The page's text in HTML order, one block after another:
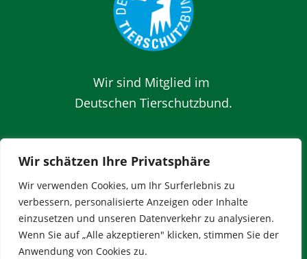
Wir schätzen Ihre Privatsphäre
Wir verwenden Cookies, um Ihr Surferlebnis zu
verbessern, personalisierte Anzeigen oder Inhalte
einzusetzen und unseren Datenverkehr zu analysieren.
Wenn Sie auf „Alle akzeptieren" klicken, stimmen Sie der
Anwendung von Cookies zu.
Wir sind Mitglied im
Deutschen Tierschutzbund.
Tierschutzverein Lilienthal, Worpswede
und Grasberg e.V.
Scheeren 5
28865 Lilienthal
Tel.: 04298 46 777 27
eMail: info@tierschutz-lilienthal.de